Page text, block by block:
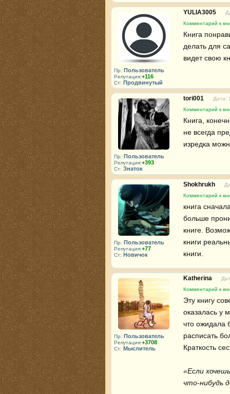
Пр: Пользователь
Репутация:+116
Ст: Продвинутый
YULIA3005
Комментарий к
Книга
делать для
видет свою
Пр: Пользователь
Репутация:+393
Ст: Знаток
tori001
Дата:
Комментарий к
Книга,
не всегда
изредка
Пр: Пользователь
Репутация:+77
Ст: Новичок
Shokhrukh
Комментарий к
книга
больше
книге.
книги
книги.
Пр: Пользователь
Репутация:+3708
Ст: Мыслитель
Katherina
Комментарий к
Эту книгу
оказалась у
что ожидала
расписать
Краткость
«Если
что-нибудь